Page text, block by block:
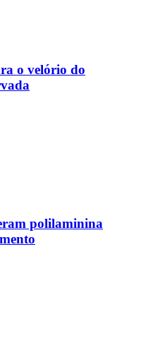
o velório do
polilaminina